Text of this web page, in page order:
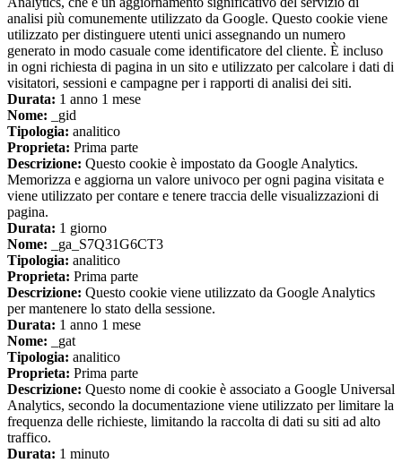
analisi più comunemente utilizzato da Google. Questo cookie viene
utilizzato per distinguere utenti unici assegnando un numero
generato in modo casuale come identificatore del cliente. È incluso
in ogni richiesta di pagina in un sito e utilizzato per calcolare i dati di
visitatori, sessioni e campagne per i rapporti di analisi dei siti.
Durata: 1 anno 1 mese
Nome: _gid
Tipologia: analitico
Proprieta: Prima parte
Descrizione: Questo cookie è impostato da Google Analytics.
Memorizza e aggiorna un valore univoco per ogni pagina visitata e
viene utilizzato per contare e tenere traccia delle visualizzazioni di
pagina.
Durata: 1 giorno
Nome: _ga_S7Q31G6CT3
Tipologia: analitico
Proprieta: Prima parte
Descrizione: Questo cookie viene utilizzato da Google Analytics
per mantenere lo stato della sessione.
Durata: 1 anno 1 mese
Nome: _gat
Tipologia: analitico
Proprieta: Prima parte
Descrizione: Questo nome di cookie è associato a Google Universal
Analytics, secondo la documentazione viene utilizzato per limitare la
frequenza delle richieste, limitando la raccolta di dati su siti ad alto
traffico.
Durata: 1 minuto